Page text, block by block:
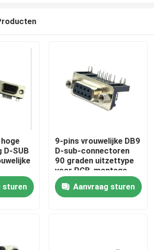
D-SUB
sturen
9-pins vrouwelijke DB9
D-sub-connectoren
90 graden uitzettype
voor PCB-montage
Aanvraag sturen